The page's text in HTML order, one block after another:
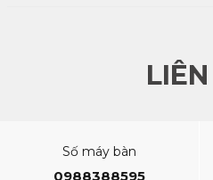
Đá Sapphire có nhiều màu sắc
nhất quyết định giá của
nhau tùy thuộc vào chất lượng
Số máy bàn
0988388595